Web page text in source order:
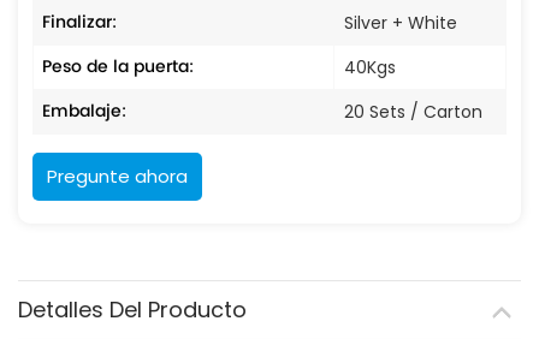
Finalizar: Silver + White
Peso de la puerta: 40Kgs
Embalaje: 20 Sets / Carton
Pregunte ahora
Detalles Del Producto